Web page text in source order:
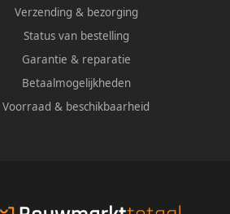
Verzending & bezorging
Status van bestelling
Garantie & reparatie
Betaalmogelijkheden
Voorraad & beschikbaarheid